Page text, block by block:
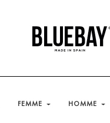
FEMME HOMME